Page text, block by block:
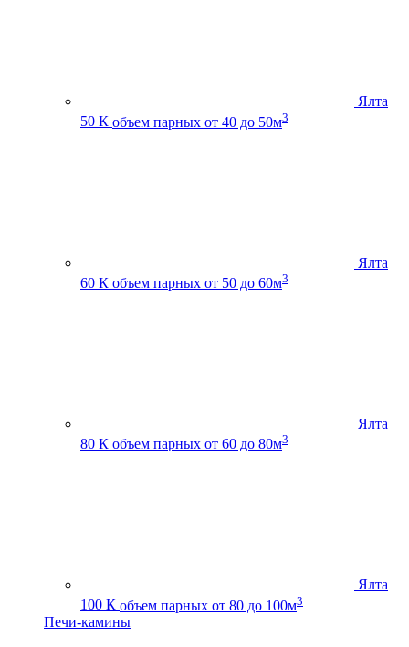
Ялта
50 К объем парных от 40 до 50м3
Ялта
60 К объем парных от 50 до 60м3
Ялта
80 К объем парных от 60 до 80м3
Ялта
100 К объем парных от 80 до 100м3
Печи-камины